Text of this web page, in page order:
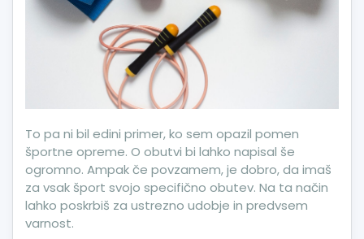
To pa ni bil edini primer, ko sem opazil pomen
športne opreme. O obutvi bi lahko napisal še
ogromno. Ampak če povzamem, je dobro, da imaš
za vsak šport svojo specifično obutev. Na ta način
lahko poskrbiš za ustrezno udobje in predvsem
varnost.